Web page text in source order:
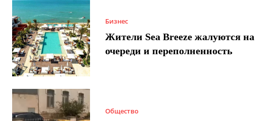
Бизнес
Жители Sea Breeze жалуются на
очереди и переполненность
Общество